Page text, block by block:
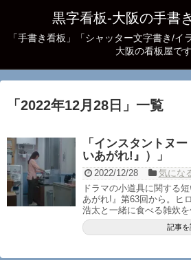
黒字看板‐大阪の手書
「手書き看板」「シャッター文字書き/イ
大阪の看板屋です
「 2022年12月28日 」 一覧
「インスタントヌ
いあがれ!』）」
2022/12/28
気にな
ドラマの小道具に関する
あがれ!』第63回から。ヒ
浩太と一緒に食べる雑炊を
記事を